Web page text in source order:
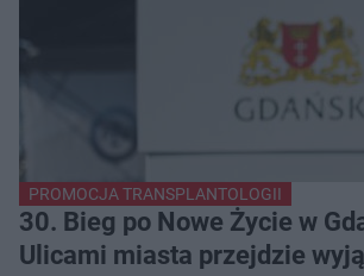
PROMOCJA TRANSPLANTOLOGII
30. Bieg po Nowe Życie w
Ulicami miasta przejdzie